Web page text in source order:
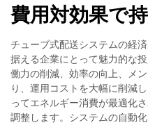
費用対効果で
チューブ式配送システムの経
据える企業にとって魅力的な
働力の削減、効率の向上、メ
り、運用コストを大幅に削減
ってエネルギー消費が最適化
調整します。システムの自動